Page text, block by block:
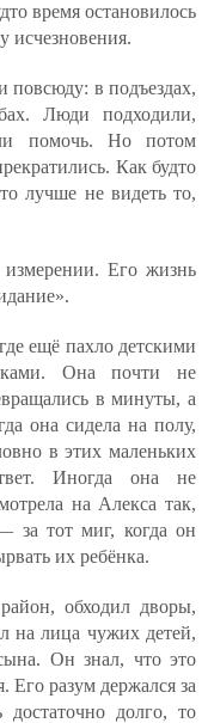
время остановилось
исчезновения.
повсюду: в подъездах,
Люди подходили,
помочь. Но потом
Как будто
лучше не видеть то,
Его жизнь
ещё пахло детскими
Она почти не
в минуты, а
она сидела на полу,
в этих маленьких
Иногда она не
на Алекса так,
за тот миг, когда он
их ребёнка.
обходил дворы,
на лица чужих детей,
Он знал, что это
Его разум держался за
долго, то